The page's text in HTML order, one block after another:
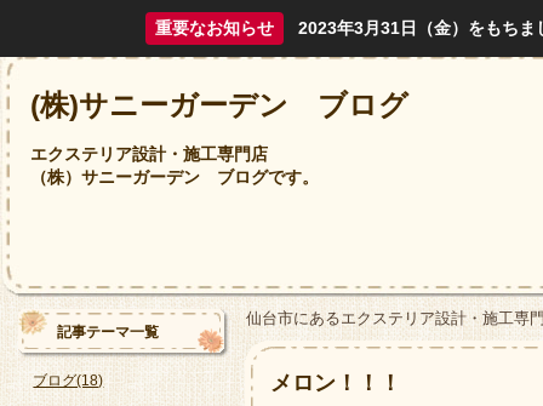
重要なお知らせ 2023年3月31日（金）をもちま
(株)サニーガーデン ブログ
エクステリア設計・施工専門店
（株）サニーガーデン ブログです。
仙台市にあるエクステリア設計・施工専
メロン！！！
記事テーマ一覧
ブログ(18)